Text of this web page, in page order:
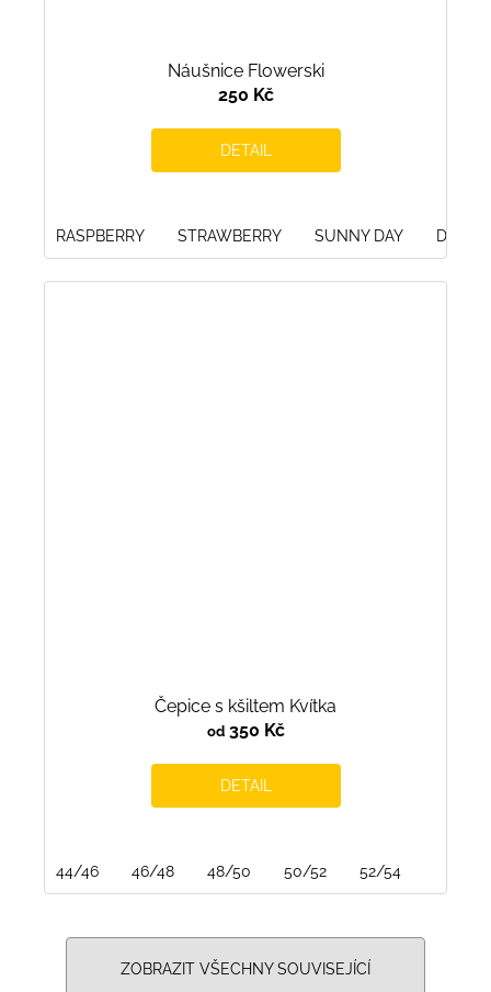
Náušnice Flowerski
250 Kč
DETAIL
RASPBERRY STRAWBERRY SUNNY DAY DEEP
Čepice s kšiltem Kvítka
od350 Kč
DETAIL
44/46 46/48 48/50 50/52 52/54
ZOBRAZIT VŠECHNY SOUVISEJÍCÍ